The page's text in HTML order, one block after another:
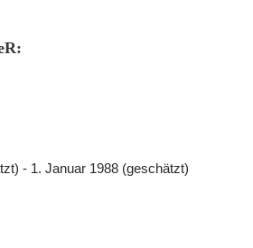
- 1. Januar 1988 (geschätzt)